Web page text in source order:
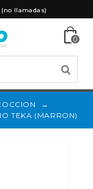
llamadas)
0
→
TEKA (MARRON)